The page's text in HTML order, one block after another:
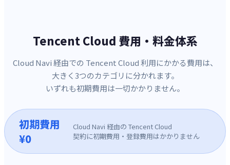
Tencent Cloud 費用・料金体系
Cloud Navi 経由での Tencent Cloud 利用にかかる費用は、
大きく3つのカテゴリに分かれます。
いずれも初期費用は一切かかりません。
初期費用
¥0
Cloud Navi 経由の Tencent Cloud
契約に初期費用・登録費用はかかりません